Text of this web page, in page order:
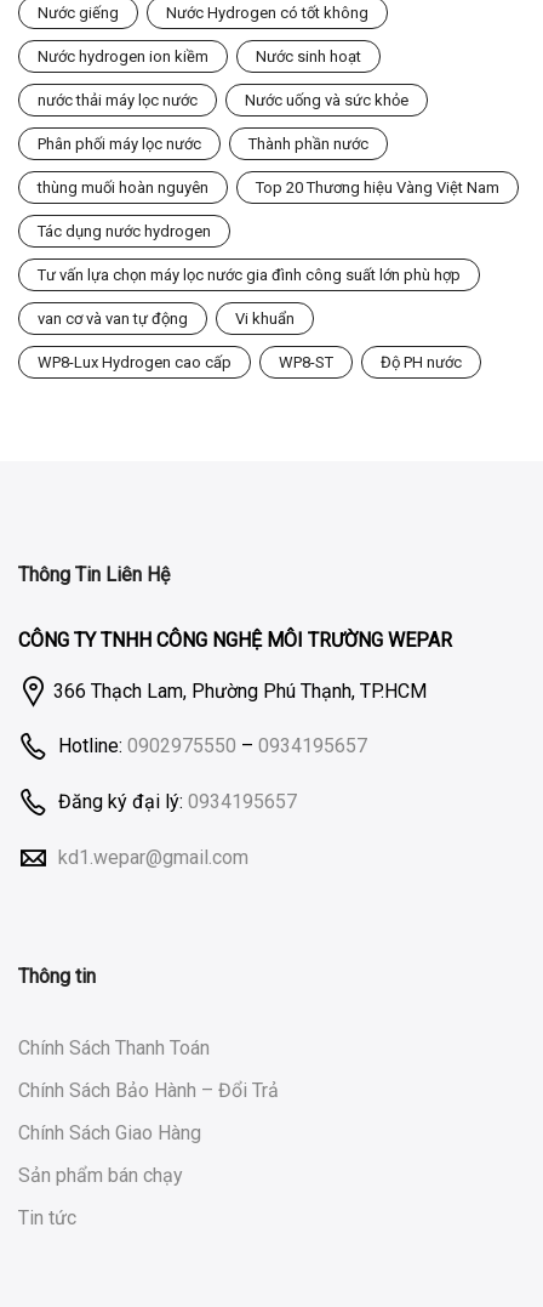
Nước giếng Nước Hydrogen có tốt không
Nước hydrogen ion kiềm Nước sinh hoạt
nước thải máy lọc nước Nước uống và sức khỏe
Phân phối máy lọc nước Thành phần nước
thùng muối hoàn nguyên Top 20 Thương hiệu Vàng Việt Nam
Tác dụng nước hydrogen
Tư vấn lựa chọn máy lọc nước gia đình công suất lớn phù hợp
van cơ và van tự động Vi khuẩn
WP8-Lux Hydrogen cao cấp WP8-ST Độ PH nước
Thông Tin Liên Hệ
CÔNG TY TNHH CÔNG NGHỆ MÔI TRƯỜNG WEPAR
366 Thạch Lam, Phường Phú Thạnh, TP.HCM
Hotline: 0902975550 – 0934195657
Đăng ký đại lý: 0934195657
kd1.wepar@gmail.com
Thông tin
Chính Sách Thanh Toán
Chính Sách Bảo Hành – Đổi Trả
Chính Sách Giao Hàng
Sản phẩm bán chạy
Tin tức